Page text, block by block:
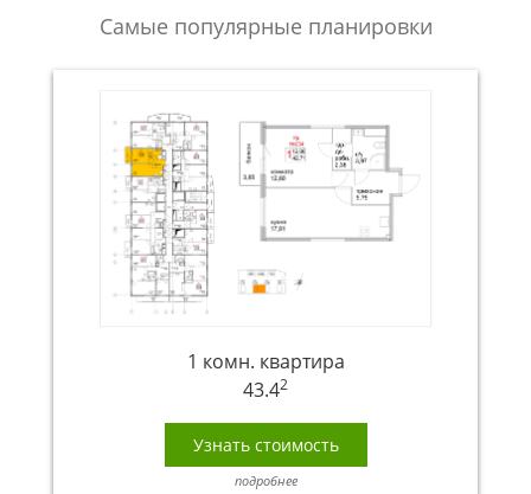
Самые популярные планировки
1 комн. квартира
43.42
Узнать стоимость
подробнее